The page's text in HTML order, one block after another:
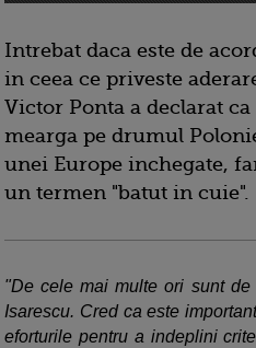
Intrebat daca este de
in ceea ce priveste
Victor Ponta a declarat
mearga pe drumul
unei Europe inchegate,
un termen "batut in cuie".
"De cele mai multe ori sunt
Isarescu. Cred ca este
eforturile pentru a indeplini